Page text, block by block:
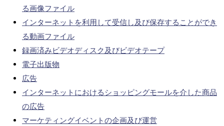
る画像ファイル
インターネットを利用して受信し及び保存することができ
る動画ファイル
録画済みビデオディスク及びビデオテープ
電子出版物
広告
インターネットにおけるショッピングモールを介した商品
の広告
マーケティングイベントの企画及び運営